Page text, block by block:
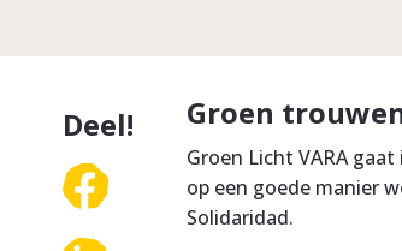
Deel! Groen
Groen Licht VARA
op een goede manier
Solidaridad.